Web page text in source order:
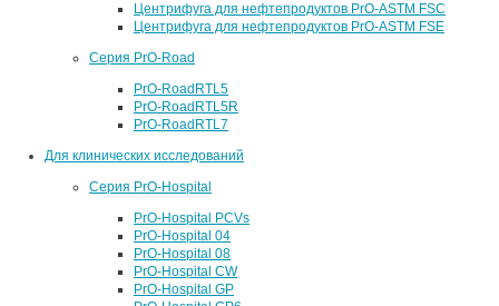
Центрифуга для нефтепродуктов PrO-ASTM FSC
Центрифуга для нефтепродуктов PrO-ASTM FSE
Серия PrO-Road
PrO-RoadRTL5
PrO-RoadRTL5R
PrO-RoadRTL7
Для клинических исследований
Серия PrO-Hospital
PrO-Hospital PCVs
PrO-Hospital 04
PrO-Hospital 08
PrO-Hospital CW
PrO-Hospital GP